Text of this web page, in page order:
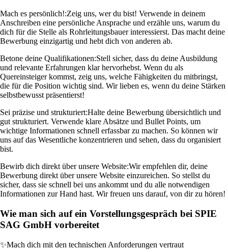
Mach es persönlich!:Zeig uns, wer du bist! Verwende in deinem
Anschreiben eine persönliche Ansprache und erzähle uns, warum du
dich für die Stelle als Rohrleitungsbauer interessierst. Das macht deine
Bewerbung einzigartig und hebt dich von anderen ab.
Betone deine Qualifikationen:Stell sicher, dass du deine Ausbildung
und relevante Erfahrungen klar hervorhebst. Wenn du als
Quereinsteiger kommst, zeig uns, welche Fähigkeiten du mitbringst,
die für die Position wichtig sind. Wir lieben es, wenn du deine Stärken
selbstbewusst präsentierst!
Sei präzise und strukturiert:Halte deine Bewerbung übersichtlich und
gut strukturiert. Verwende klare Absätze und Bullet Points, um
wichtige Informationen schnell erfassbar zu machen. So können wir
uns auf das Wesentliche konzentrieren und sehen, dass du organisiert
bist.
Bewirb dich direkt über unsere Website:Wir empfehlen dir, deine
Bewerbung direkt über unsere Website einzureichen. So stellst du
sicher, dass sie schnell bei uns ankommt und du alle notwendigen
Informationen zur Hand hast. Wir freuen uns darauf, von dir zu hören!
Wie man sich auf ein Vorstellungsgespräch bei SPIE
SAG GmbH vorbereitet
✨Mach dich mit den technischen Anforderungen vertraut